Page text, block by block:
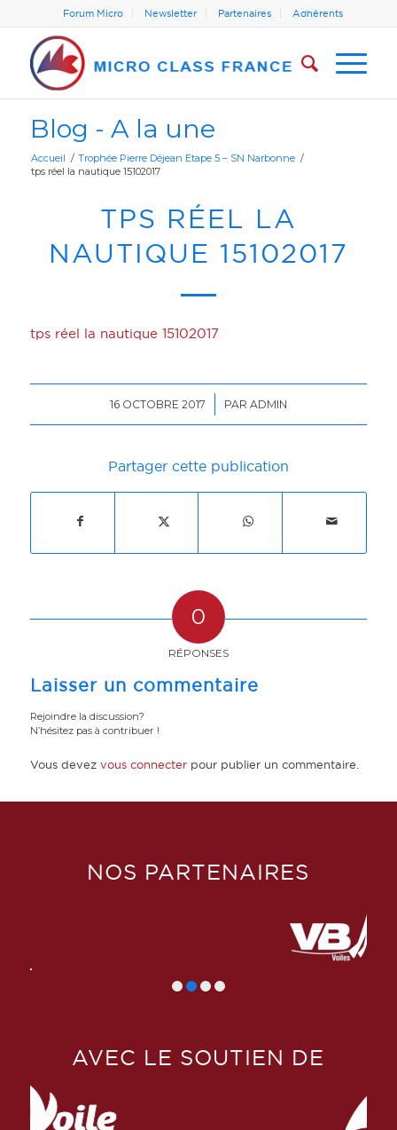
Forum Micro Newsletter Partenaires Adhérents
Blog - A la une
Accueil / Trophée Pierre Déjean Etape 5 – SN Narbonne /
tps réel la nautique 15102017
TPS RÉEL LA
NAUTIQUE 15102017
tps réel la nautique 15102017
16 OCTOBRE 2017
/ PAR ADMIN
Partager cette publication
0
RÉPONSES
Laisser un commentaire
Rejoindre la discussion?
N’hésitez pas à contribuer !
Vous devez vous connecterpour publier un commentaire.
NOS PARTENAIRES
AVEC LE SOUTIEN DE